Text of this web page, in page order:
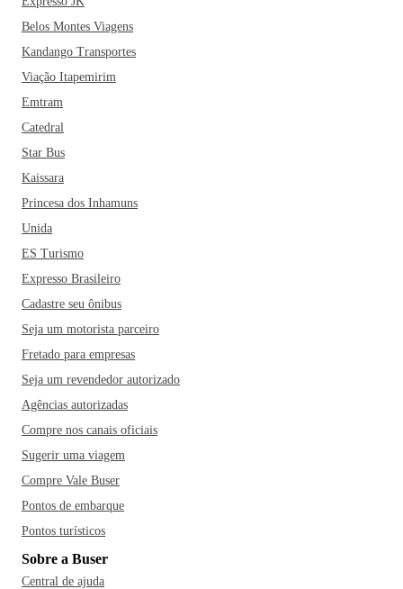
Belos Montes Viagens
Kandango Transportes
Viação Itapemirim
Emtram
Catedral
Star Bus
Kaissara
Princesa dos Inhamuns
Unida
ES Turismo
Expresso Brasileiro
Cadastre seu ônibus
Seja um motorista parceiro
Fretado para empresas
Seja um revendedor autorizado
Agências autorizadas
Compre nos canais oficiais
Sugerir uma viagem
Compre Vale Buser
Pontos de embarque
Pontos turísticos
Sobre a Buser
Central de ajuda